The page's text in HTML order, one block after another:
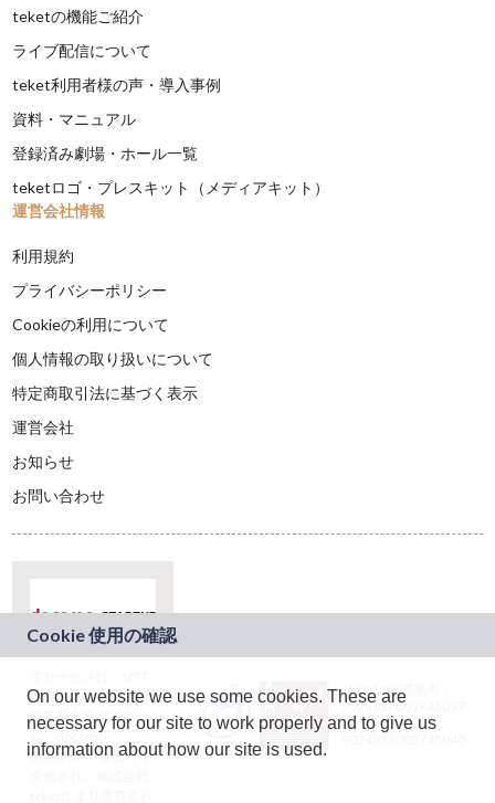
teketの機能ご紹介
ライブ配信について
teket利用者様の声・導入事例
資料・マニュアル
登録済み劇場・ホール一覧
teketロゴ・プレスキット（メディアキット）
運営会社情報
利用規約
プライバシーポリシー
Cookieの利用について
個人情報の取り扱いについて
特定商取引法に基づく表示
運営会社
お知らせ
お問い合わせ
ドコモグループの新
規事業創出プログラ
ム「docomo
STARTUP」を通じて
JASRAC許諾番号：
9024936001Y45037
JASRAC許諾番号：
On our website we use some cookies. These are
necessary for our site to work properly and to give us
information about how our site is used.